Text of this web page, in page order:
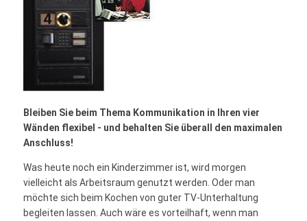
Bleiben Sie beim Thema Kommunikation in Ihren vier
Wänden flexibel - und behalten Sie überall den maximalen
Anschluss!
Was heute noch ein Kinderzimmer ist, wird morgen
vielleicht als Arbeitsraum genutzt werden. Oder man
möchte sich beim Kochen von guter TV-Unterhaltung
begleiten lassen. Auch wäre es vorteilhaft, wenn man